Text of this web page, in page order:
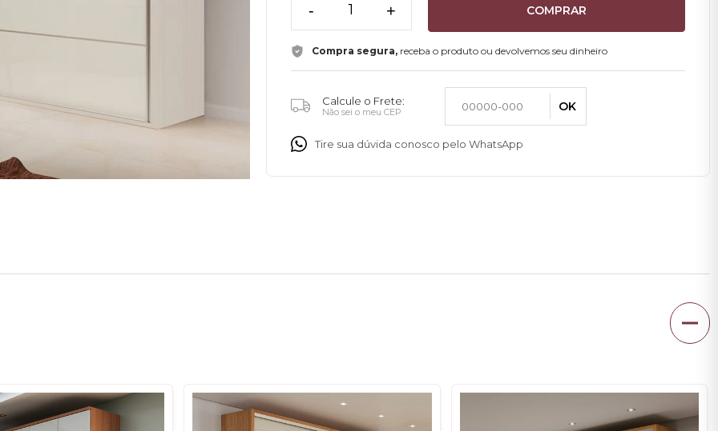
- + COMPRAR
Compra segura, receba o produto ou devolvemos seu dinheiro
Calcule o Frete:
Não sei o meu CEP OK
Tire sua dúvida conosco pelo WhatsApp